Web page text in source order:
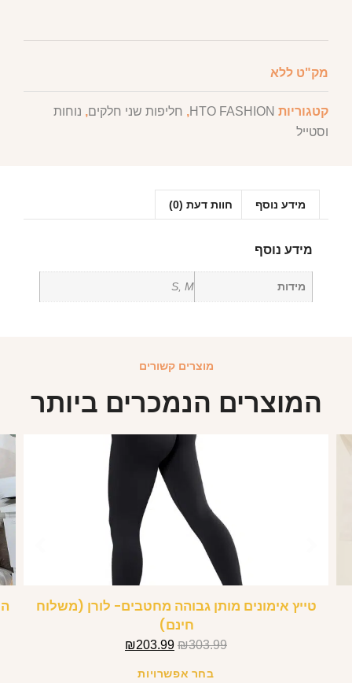
מק"ט ללא
קטגוריות HTO FASHION
, חליפות שני חלקים, נוחות
וסטייל
מידע נוסף חוות דעת (0)
מידע נוסף
מידות S, M
מוצרים קשורים
המוצרים הנמכרים ביותר
טייץ אימונים מותן גבוהה מחטבים- לורן (משלוח
חינם)
₪303.99
₪203.99
בחר אפשרויות